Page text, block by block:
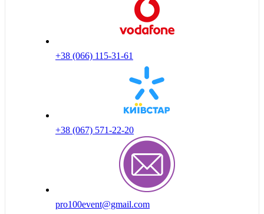
+38 (066) 115-31-61
+38 (067) 571-22-20
pro100event@gmail.com